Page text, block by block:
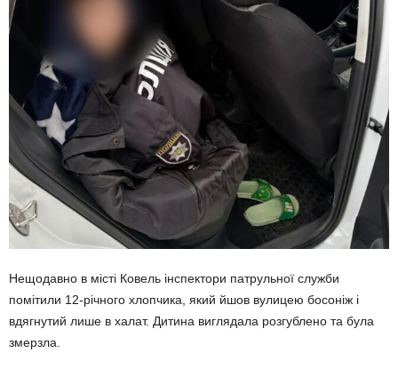
Нещодавно в місті Ковель інспектори патрульної служби
помітили 12-річного хлопчика, який йшов вулицею босоніж і
вдягнутий лише в халат. Дитина виглядала розгублено та була
змерзла.